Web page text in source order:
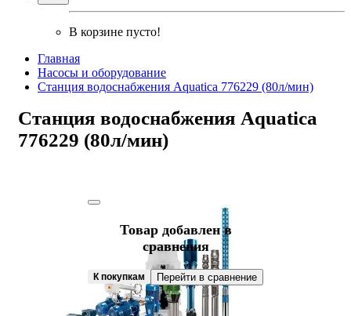
В корзине пусто!
Главная
Насосы и оборудование
Станция водоснабжения Aquatica 776229 (80л/мин)
Станция водоснабжения Aquatica
776229 (80л/мин)
Товар добавлен в
сравнения
К покупкам Перейти в сравнение